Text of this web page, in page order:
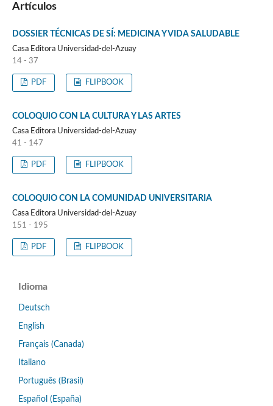
Artículos
DOSSIER TÉCNICAS DE SÍ: MEDICINA Y VIDA SALUDABLE
Casa Editora Universidad-del-Azuay
14 - 37
PDF FLIPBOOK
COLOQUIO CON LA CULTURA Y LAS ARTES
Casa Editora Universidad-del-Azuay
41 - 147
PDF FLIPBOOK
COLOQUIO CON LA COMUNIDAD UNIVERSITARIA
Casa Editora Universidad-del-Azuay
151 - 195
PDF FLIPBOOK
Idioma
Deutsch
English
Français (Canada)
Italiano
Português (Brasil)
Español (España)